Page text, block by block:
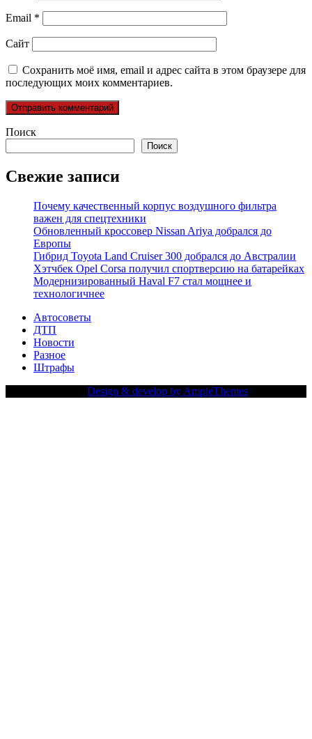
Email *
Сайт
Сохранить моё имя, email и адрес сайта в этом браузере для
последующих моих комментариев.
Поиск
Поиск
Свежие записи
Почему качественный корпус воздушного фильтра
важен для спецтехники
Обновленный кроссовер Nissan Ariya добрался до
Европы
Гибрид Toyota Land Cruiser 300 добрался до Австралии
Хэтчбек Opel Corsa получил спортверсию на батарейках
Модернизированный Haval F7 стал мощнее и
технологичнее
Автосоветы
ДТП
Новости
Разное
Штрафы
Design & develop by AmpleThemes